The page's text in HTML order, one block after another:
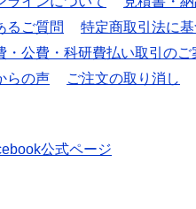
るご質問
特定商取引法に
・公費・科研費払い取引のご
らの声 ご注文の取り消し
公式ページ